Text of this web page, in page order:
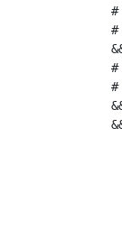
    #
#
    #
#